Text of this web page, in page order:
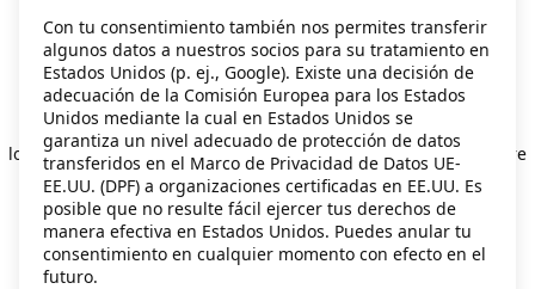
Application error: a client-side exception has occurred
loadingsecondhand.ikea.com (see the browser console for more
information).
Con tu consentimiento también nos permites transferir
algunos datos a nuestros socios para su tratamiento en
Estados Unidos (p. ej., Google). Existe una decisión de
adecuación de la Comisión Europea para los Estados
Unidos mediante la cual en Estados Unidos se
garantiza un nivel adecuado de protección de datos
transferidos en el Marco de Privacidad de Datos UE-
EE.UU. (DPF) a organizaciones certificadas en EE.UU. Es
posible que no resulte fácil ejercer tus derechos de
manera efectiva en Estados Unidos. Puedes anular tu
consentimiento en cualquier momento con efecto en el
futuro.